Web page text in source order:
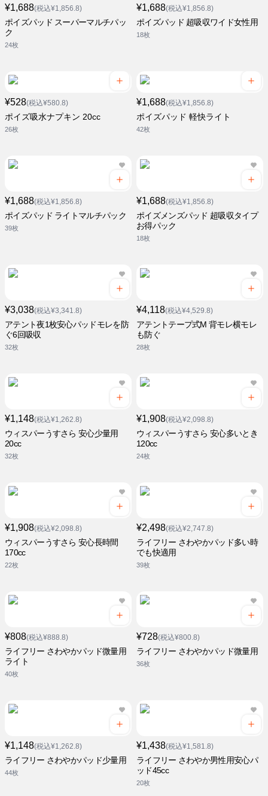
¥1,688(税込¥1,856.8)
ポイズパッド スーパーマルチパッ
ク
24枚
¥1,688(税込¥1,856.8)
ポイズパッド 超吸収ワイド女性用
18枚
¥528(税込¥580.8)
ポイズ吸水ナプキン 20cc
26枚
¥1,688(税込¥1,856.8)
ポイズパッド 軽快ライト
42枚
¥1,688(税込¥1,856.8)
ポイズパッド ライトマルチパック
39枚
¥1,688(税込¥1,856.8)
ポイズメンズパッド 超吸収タイプ
お得パック
18枚
¥3,038(税込¥3,341.8)
アテント夜1枚安心パッドモレを防
ぐ6回吸収
32枚
¥4,118(税込¥4,529.8)
アテントテープ式M 背モレ横モレ
も防ぐ
28枚
¥1,148(税込¥1,262.8)
ウィスパーうすさら 安心少量用
20cc
32枚
¥1,908(税込¥2,098.8)
ウィスパーうすさら 安心多いとき
120cc
24枚
¥1,908(税込¥2,098.8)
ウィスパーうすさら 安心長時間
170cc
22枚
¥2,498(税込¥2,747.8)
ライフリー さわやかパッド多い時
でも快適用
39枚
¥808(税込¥888.8)
ライフリー さわやかパッド微量用
ライト
40枚
¥728(税込¥800.8)
ライフリー さわやかパッド微量用
36枚
¥1,148(税込¥1,262.8)
ライフリー さわやかパッド少量用
44枚
¥1,438(税込¥1,581.8)
ライフリー さわやか男性用安心パ
ッド45cc
20枚